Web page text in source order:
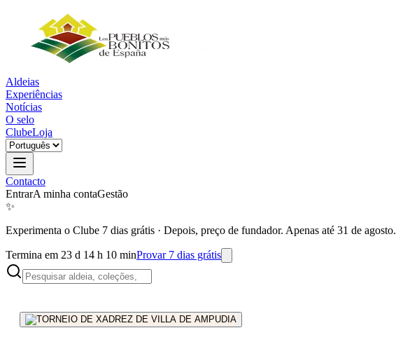
Aldeias
Experiências
Notícias
O selo
ClubeLoja
Contacto
EntrarA minha contaGestão
✨
Experimenta o Clube 7 dias grátis · Depois, preço de fundador. Apenas até 31 de agosto.
Termina em 23 d 14 h 10 minProvar 7 dias grátis